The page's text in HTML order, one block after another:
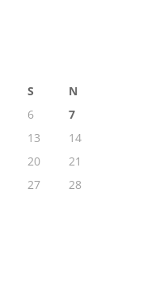
S
N
6
7
13
14
20
21
27
28